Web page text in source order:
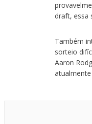
draft, essa
Também
sorteio
Aaron
atualmente